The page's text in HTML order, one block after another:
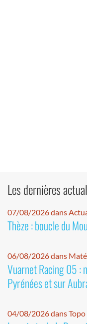
Les dernières
07/08/2026 dans
Thèze : boucle du
06/08/2026 dans
Vuarnet Racing 05 :
Pyrénées et sur
04/08/2026 dans Topo